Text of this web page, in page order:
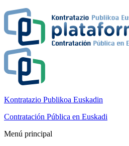
Kontratazio Publikoa Euskadin
Contratación Pública en Euskadi
Menú principal